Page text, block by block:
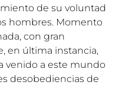
de su voluntad
hombres. Momento
con gran
en última instancia,
venido a este mundo
desobediencias de